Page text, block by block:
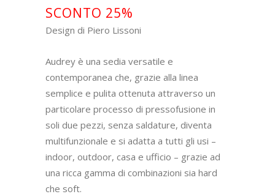
originale
attuale
SCONTO 25%
Design di Piero Lissoni
Audrey è una sedia versatile e
contemporanea che, grazie alla linea
semplice e pulita ottenuta attraverso un
particolare processo di pressofusione in
soli due pezzi, senza saldature, diventa
multifunzionale e si adatta a tutti gli usi –
indoor, outdoor, casa e ufficio – grazie ad
una ricca gamma di combinazioni sia hard
che soft.